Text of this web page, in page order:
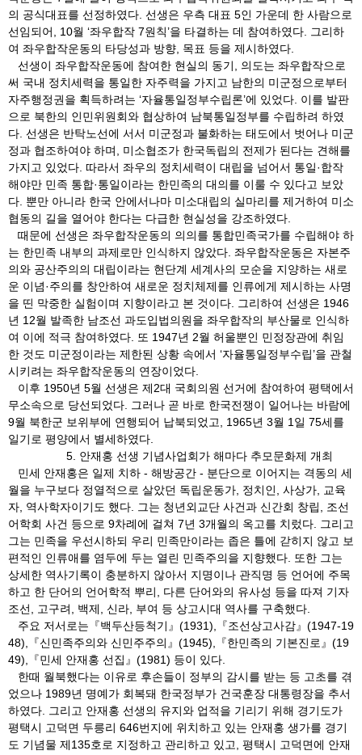
의 공식대표를 선정하였다. 선생은 우측 대표 5인 가운데 한 사람으로
선임되어, 10월 ‘좌우합작 7원칙’을 타결하는 데 참여하였다. 그리하
여 좌우합작운동의 타당성과 방향, 목표 등을 제시하였다.
선생이 좌우합작운동에 참여한 현실의 동기, 의도는 좌우합작으로
써 국내 정치세력을 통일한 자주력을 가지고 남한의 미군정으로부터
자주행정권을 획득하려는 ‘자율통일정부수립론’에 있었다. 이를 발판
으로 북한의 인민위원회와 협상하여 남북통일정부를 수립하려 하였
다. 선생은 반탁노선에 서서 미군정과 불화하는 태도에서 벗어나 미군
정과 협조하여야 하며, 미소협조가 한국독립의 전제가 된다는 견해를
가지고 있었다. 따라서 좌우의 정치세력이 대립을 넘어서 통일·합작
해야만 민족 통합·통일이라는 한민족의 대의를 이룰 수 있다고 보았
다. 뿐만 아니라 한국 안에서나마 미소대립의 실마리를 제거하여 미소
협동의 길을 열어야 한다는 다급한 현실성을 강조하였다.
때문에 선생은 좌우합작운동의 의의를 통합민족국가를 수립해야 하
는 한민족 내부의 과제로만 인식하지 않았다. 좌우합작운동은 자본주
의와 공산주의의 대립이라는 현단계 세계사의 모순을 지양하는 새로
운 이념·주의를 창안하여 새로운 정치체제를 인류에게 제시하는 사명
을 띤 막중한 실험이며 지향이라고 본 것이다. 그리하여 선생은 1946
년 12월 발족한 남조선 과도입법의원을 좌우합작의 부산물로 인식하
여 이에 적극 참여하였다. 또 1947년 2월 허울뿐인 민정장관에 취임
한 것도 미군정이라는 제한된 상황 속에서 ‘자율통일정부수립’을 관철
시키려는 좌우합작운동의 연장이었다.
이후 1950년 5월 선생은 제2대 국회의원 선거에 참여하여 평택에서
무소속으로 당선되었다. 그러나 곧 바로 한국전쟁이 일어나는 바람에
9월 북한군 보위부에 연행되어 납북되었고, 1965년 3월 1일 75세를
일기로 평양에서 별세하였다.
5. 안재홍 선생 기념사업회가 해마다 추모문화제 개최
민세 안재홍은 일제 치하 - 해방공간 - 분단으로 이어지는 격동의 세
월을 누구보다 정열적으로 살았던 독립운동가, 정치인, 사상가, 교육
자, 역사학자이기도 했다. 그는 청년외교단 사건과 신간회 창립, 조선
어학회 사건 등으로 9차례에 걸쳐 7년 3개월의 옥고를 치렀다. 그리고
그는 민족을 우선시하되 우리 민족만이라는 좁은 틀에 갇히지 않고 보
편적인 인류애를 염두에 두는 열린 민족주의을 지향했다. 또한 그는
상세한 역사기록이 충분하지 않아서 지명이나 관직명 등 언어에 주목
하고 한 단어의 언어학적 뿌리, 다른 단어와의 유사성 등을 따져 기자
조선, 고구려, 백제, 신라, 부여 등 상고시대 역사를 구축했다.
주요 저서로는『백두산등척기』(1931),『조선상고사감』(1947-19
48),『신민족주의와 신민주주의』(1945),『한민족의 기본진로』(19
49),『민세 안재홍 선집』(1981) 등이 있다.
한때 월북했다는 이유로 후손들이 정부의 감시를 받는 등 고초를 겪
었으나 1989년 명예가 회복돼 한국정부가 건국훈장 대통령장을 추서
하였다. 그리고 안재홍 선생의 유지와 업적을 기리기 위해 경기도가
평택시 고덕면 두릉리 646번지에 위치하고 있는 안재홍 생가를 경기
도 기념물 제135호로 지정하고 관리하고 있고, 평택시 고덕면에 안재